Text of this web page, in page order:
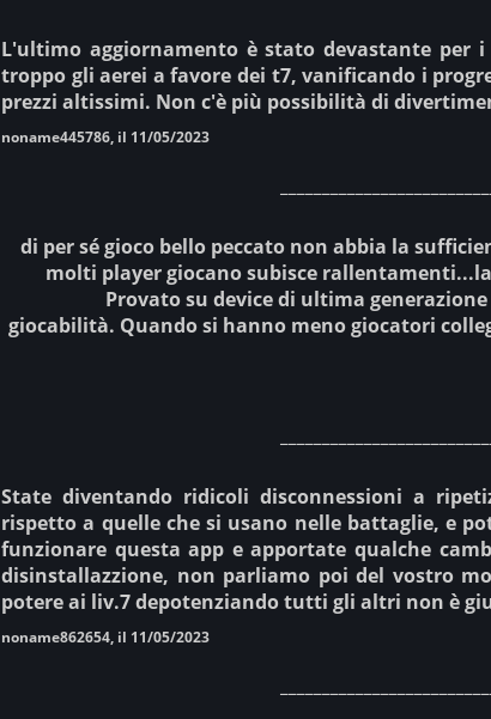
L'ultimo aggiornamento è stato devastante per
troppo gli aerei a favore dei t7, vanificando i
prezzi altissimi. Non c'è più possibilità di
noname445786, il 11/05/2023
di per sé gioco bello peccato non abbia la
molti player giocano subisce
Provato su device di ultima
giocabilità. Quando si hanno meno giocatori
State diventando ridicoli disconnessioni a
rispetto a quelle che si usano nelle battaglie, e
funzionare questa app e apportate qualche
disinstallazzione, non parliamo poi del vostro
potere ai liv.7 depotenziando tutti gli altri non è
noname862654, il 11/05/2023